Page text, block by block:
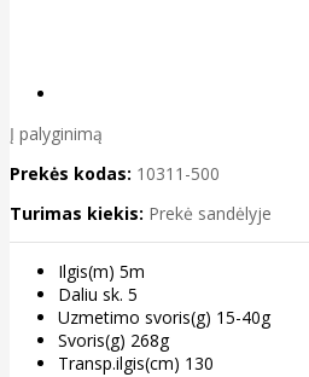
Į palyginimą
Prekės kodas: 10311-500
Turimas kiekis: Prekė sandėlyje
Ilgis(m) 5m
Daliu sk. 5
Uzmetimo svoris(g) 15-40g
Svoris(g) 268g
Transp.ilgis(cm) 130